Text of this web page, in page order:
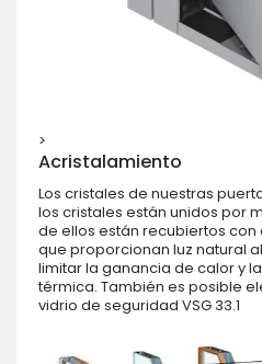
>
Acristalamiento
Los cristales de nuestras
los cristales están unidos por
de ellos están recubiertos
que proporcionan luz natural
limitar la ganancia de calor y
térmica. También es posible
vidrio de seguridad VSG 33.1